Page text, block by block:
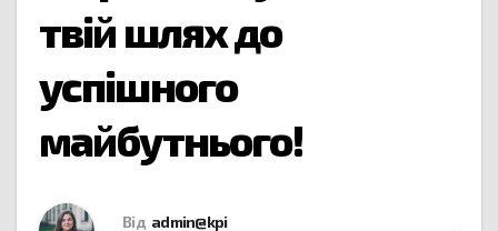
твій шлях до
успішного
майбутнього!
Від admin@kpi